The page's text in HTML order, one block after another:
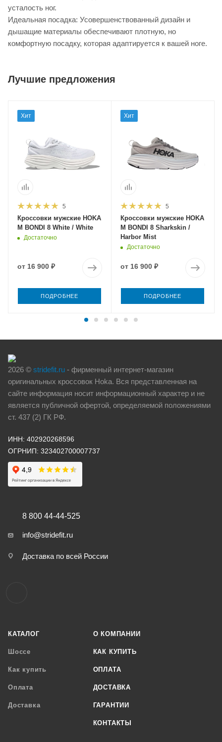
усталость ног.
Идеальная посадка: Усовершенствованный дизайн и
дышащие материалы обеспечивают плотную, но
комфортную посадку, которая адаптируется к вашей ноге.
Лучшие предложения
Хит
5
Кроссовки мужские HOKA
M BONDI 8 White / White
Достаточно
от 16 900 ₽
ПОДРОБНЕЕ
Хит
5
Кроссовки мужские HOKA
M BONDI 8 Sharkskin /
Harbor Mist
Достаточно
от 16 900 ₽
ПОДРОБНЕЕ
2026 © stridefit.ru - фирменный интернет-магазин
оригинальных кроссовок Hoka. Вся представленная на
сайте информация носит информационный характер и не
является публичной офертой, определяемой положениями
ст. 437 (2) ГК РФ.
ИНН: 402920268596
ОГРНИП: 323402700007737
КАТАЛОГ
Шоссе
Как купить
Оплата
Доставка
О КОМПАНИИ
КАК КУПИТЬ
ОПЛАТА
ДОСТАВКА
ГАРАНТИИ
КОНТАКТЫ
8 800 44-44-525
info@stridefit.ru
Доставка по всей России